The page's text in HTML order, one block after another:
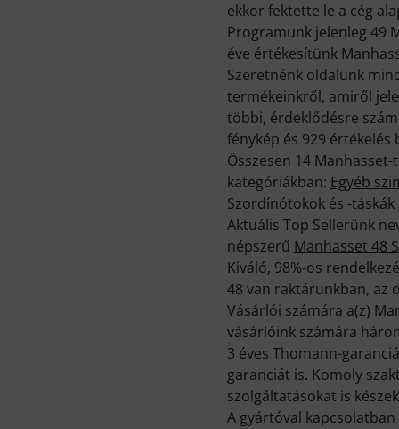
ekkor fektette le a cég
Programunk jelenleg 49
éve értékesítünk
Szeretnénk oldalunk
termékeinkről, amiről
többi, érdeklődésre
fénykép és 929 értékelés
Összesen 14
kategóriákban: Egyéb
Szordínótokok és -táskák
Aktuális Top Sellerünk
népszerű Manhasset 48
Kiváló, 98%-os
48 van raktárunkban, az
Vásárlói számára a(z)
vásárlóink számára
3 éves Thomann-
garanciát is. Komoly
szolgáltatásokat is
A gyártóval